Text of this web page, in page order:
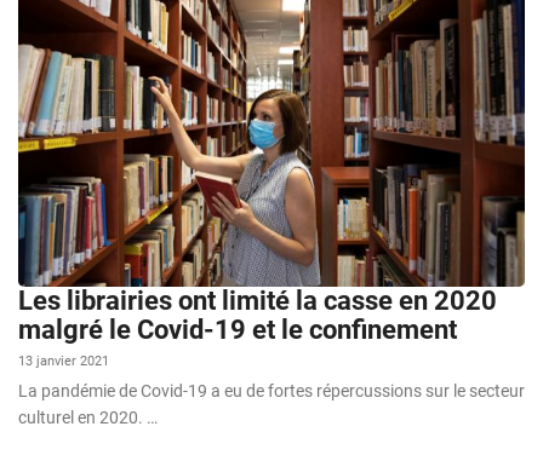
Les librairies ont limité la casse en 2020
malgré le Covid-19 et le confinement
13 janvier 2021
La pandémie de Covid-19 a eu de fortes répercussions sur le secteur
culturel en 2020. …